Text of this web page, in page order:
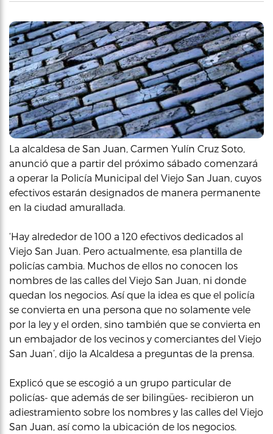
La alcaldesa de San Juan, Carmen Yulín Cruz Soto,
anunció que a partir del próximo sábado comenzará
a operar la Policía Municipal del Viejo San Juan, cuyos
efectivos estarán designados de manera permanente
en la ciudad amurallada.
‘Hay alrededor de 100 a 120 efectivos dedicados al
Viejo San Juan. Pero actualmente, esa plantilla de
policías cambia. Muchos de ellos no conocen los
nombres de las calles del Viejo San Juan, ni donde
quedan los negocios. Así que la idea es que el policía
se convierta en una persona que no solamente vele
por la ley y el orden, sino también que se convierta en
un embajador de los vecinos y comerciantes del Viejo
San Juan’, dijo la Alcaldesa a preguntas de la prensa.
Explicó que se escogió a un grupo particular de
policías- que además de ser bilingües- recibieron un
adiestramiento sobre los nombres y las calles del Viejo
San Juan, así como la ubicación de los negocios.